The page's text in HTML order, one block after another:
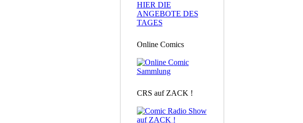
HIER DIE
ANGEBOTE DES
TAGES
Online Comics
CRS auf ZACK !